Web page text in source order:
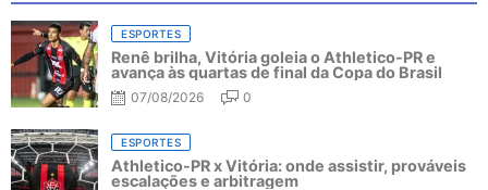
ESPORTES
Renê brilha, Vitória goleia o Athletico-PR e
avança às quartas de final da Copa do Brasil
07/08/2026 0
ESPORTES
Athletico-PR x Vitória: onde assistir, prováveis
escalações e arbitragem